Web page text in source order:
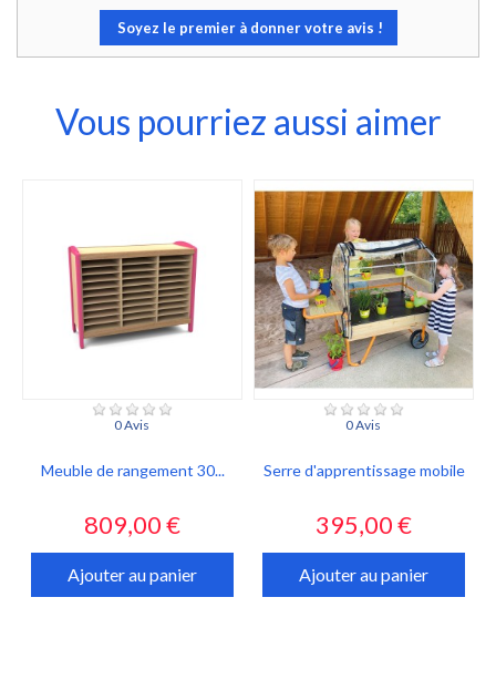
Soyez le premier à donner votre avis !
Vous pourriez aussi aimer
0 Avis
Meuble de rangement 30...
Prix
809,00 €
Ajouter au panier
0 Avis
Serre d'apprentissage mobile
Prix
395,00 €
Ajouter au panier